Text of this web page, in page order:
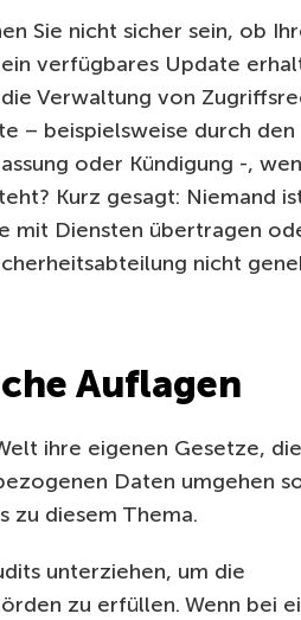
Sie nicht sicher sein, ob
verfügbares Update
Verwaltung von
– beispielsweise durch den
oder Kündigung -,
Kurz gesagt: Niemand
mit Diensten übertragen
nicht
Auflagen
ihre eigenen Gesetze, die
Daten umgehen
zu diesem Thema.
unterziehen, um die
zu erfüllen. Wenn bei